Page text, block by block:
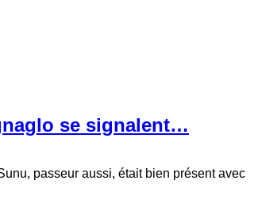
se signalent…
passeur aussi, était bien présent avec